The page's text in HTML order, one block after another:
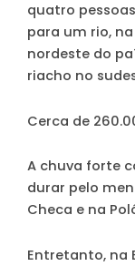
quatro
para um rio,
nordeste do
riacho no
Cerca de
A chuva forte
durar pelo
Checa e na
Entretanto, na